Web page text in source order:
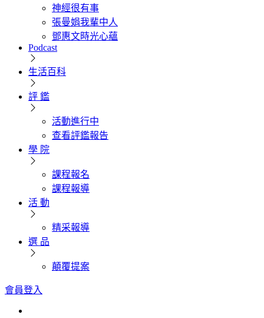
神經很有事
張曼娟我輩中人
鄧惠文時光心蘊
Podcast
生活百科
評 鑑
活動進行中
查看評鑑報告
學 院
課程報名
課程報導
活 動
精采報導
選 品
顛覆提案
會員登入